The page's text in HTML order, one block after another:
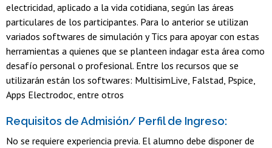
electricidad, aplicado a la vida cotidiana, según las áreas
particulares de los participantes. Para lo anterior se utilizan
variados softwares de simulación y Tics para apoyar con estas
herramientas a quienes que se planteen indagar esta área como
desafío personal o profesional. Entre los recursos que se
utilizarán están los softwares: MultisimLive, Falstad, Pspice,
Apps Electrodoc, entre otros
Requisitos de Admisión/ Perfil de Ingreso:
No se requiere experiencia previa. El alumno debe disponer de